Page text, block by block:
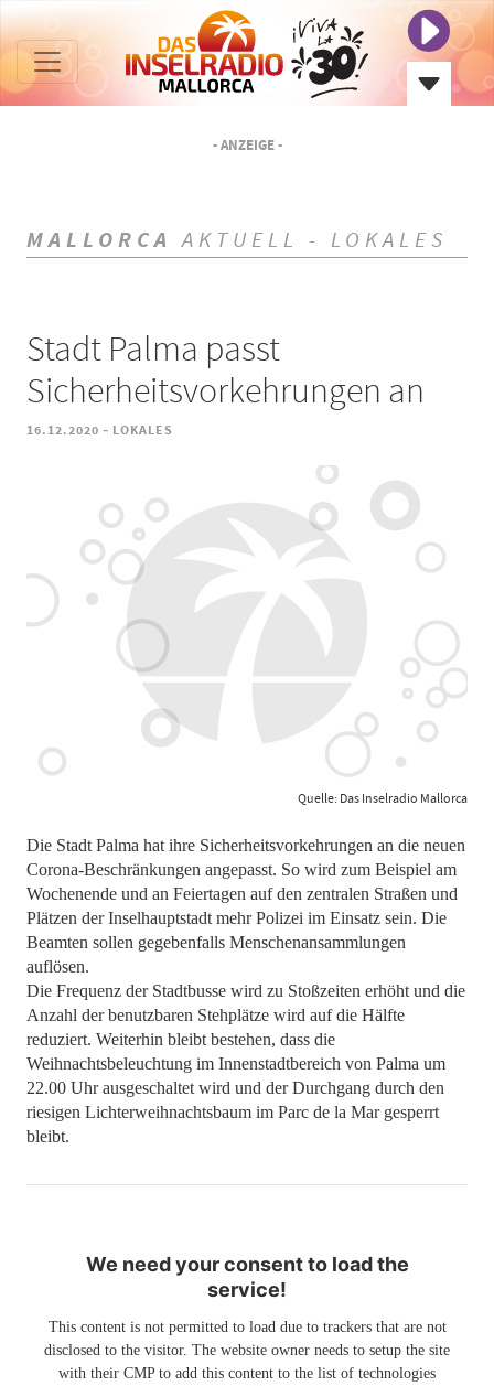
- ANZEIGE -
MALLORCA AKTUELL - LOKALES
Stadt Palma passt
Sicherheitsvorkehrungen an
16.12.2020 - LOKALES
Quelle: Das Inselradio Mallorca
Die Stadt Palma hat ihre Sicherheitsvorkehrungen an die neuen
Corona-Beschränkungen angepasst. So wird zum Beispiel am
Wochenende und an Feiertagen auf den zentralen Straßen und
Plätzen der Inselhauptstadt mehr Polizei im Einsatz sein. Die
Beamten sollen gegebenfalls Menschenansammlungen
auflösen.
Die Frequenz der Stadtbusse wird zu Stoßzeiten erhöht und die
Anzahl der benutzbaren Stehplätze wird auf die Hälfte
reduziert. Weiterhin bleibt bestehen, dass die
Weihnachtsbeleuchtung im Innenstadtbereich von Palma um
22.00 Uhr ausgeschaltet wird und der Durchgang durch den
riesigen Lichterweihnachtsbaum im Parc de la Mar gesperrt
bleibt.
We need your consent to load the
service!
This content is not permitted to load due to trackers that are not
disclosed to the visitor. The website owner needs to setup the site
with their CMP to add this content to the list of technologies